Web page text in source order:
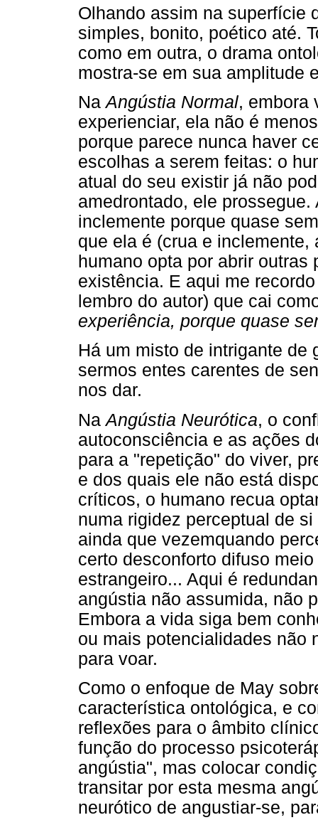
Olhando assim na superfície
simples, bonito, poético até.
como em outra, o drama
mostra-se em sua amplitude
NaAngústia Normal, embora
experienciar, ela não é
porque parece nunca haver
escolhas a serem feitas: o
atual do seu existir já não
amedrontado, ele
inclemente porque quase
que ela é (crua e
humano opta por abrir
existência. E aqui me
lembro do autor) que cai
experiência, porque quase
Há um misto de intrigante de
sermos entes carentes de
nos dar.
NaAngústia Neurótica, o
autoconsciência e as ações
para a "repetição" do viver,
e dos quais ele não está
críticos, o humano recua
numa rigidez perceptual de
ainda que vezemquando
certo desconforto difuso
estrangeiro... Aqui é
angústia não assumida, não
Embora a vida siga bem
ou mais potencialidades não
para voar.
Como o enfoque de May
característica ontológica, e
reflexões para o âmbito
função do processo
angústia", mas colocar
transitar por esta mesma
neurótico de angustiar-se,